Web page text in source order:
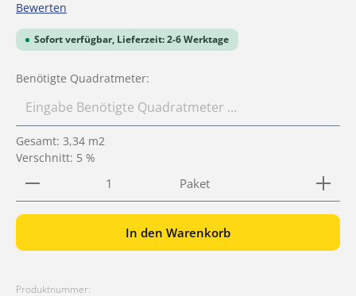
Durchschnittliche Bewertung von 0 von 5 Sternen
Bewerten
Sofort verfügbar, Lieferzeit: 2-6 Werktage
Benötigte Quadratmeter:
Gesamt: 3,34 m2
Verschnitt: 5 %
Produkt Anzahl: Gib den gewünschten Wert ein
Paket
In den Warenkorb
Produktnummer: